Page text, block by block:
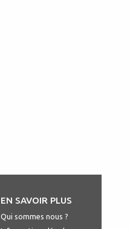
EN SAVOIR PLUS
Qui sommes nous ?